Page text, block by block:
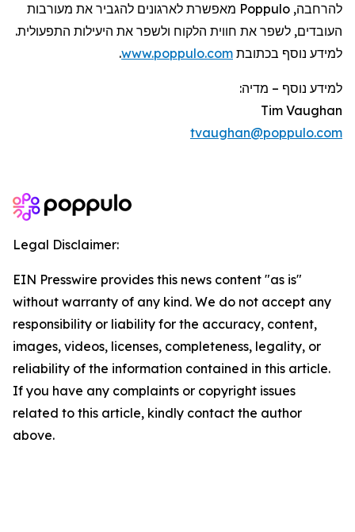
להרחבה,
Poppulo מאפשרת לארגונים להגביר את מעורבות
העובדים, לשפר את חווית הלקוח ולשפר את היעילות התפעולית.
למידע נוסף בכתובת www.poppulo.com
.
למידע נוסף – מדיה:
Tim Vaughan
tvaughan@poppulo.com
Legal Disclaimer:
EIN Presswire provides this news content "as is"
without warranty of any kind. We do not accept any
responsibility or liability for the accuracy, content,
images, videos, licenses, completeness, legality, or
reliability of the information contained in this article.
If you have any complaints or copyright issues
related to this article, kindly contact the author
above.